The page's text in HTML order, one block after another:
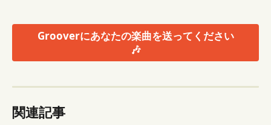
Grooverにあなたの楽曲を送ってください
🎶
関連記事